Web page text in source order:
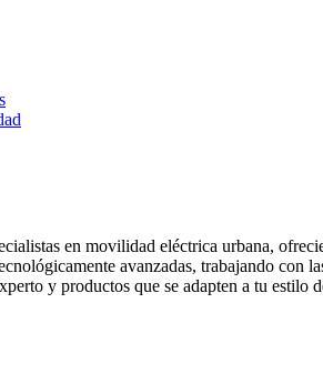
en movilidad eléctrica urbana,
avanzadas, trabajando con
y productos que se adapten a tu estilo